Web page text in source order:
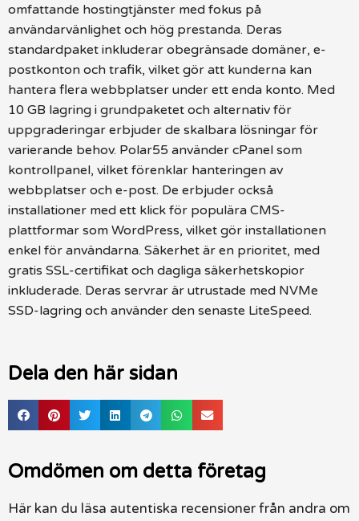
omfattande hostingtjänster med fokus på
användarvänlighet och hög prestanda. Deras
standardpaket inkluderar obegränsade domäner, e-
postkonton och trafik, vilket gör att kunderna kan
hantera flera webbplatser under ett enda konto. Med
10 GB lagring i grundpaketet och alternativ för
uppgraderingar erbjuder de skalbara lösningar för
varierande behov. Polar55 använder cPanel som
kontrollpanel, vilket förenklar hanteringen av
webbplatser och e-post. De erbjuder också
installationer med ett klick för populära CMS-
plattformar som WordPress, vilket gör installationen
enkel för användarna. Säkerhet är en prioritet, med
gratis SSL-certifikat och dagliga säkerhetskopior
inkluderade. Deras servrar är utrustade med NVMe
SSD-lagring och använder den senaste LiteSpeed.
Dela den här sidan
Omdömen om detta företag
Här kan du läsa autentiska recensioner från andra om